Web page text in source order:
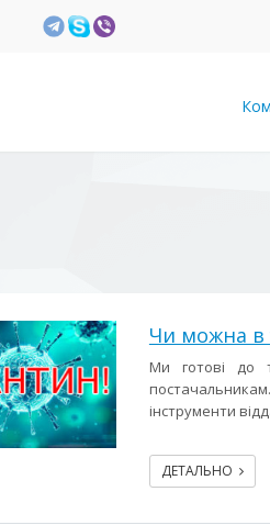
Чи можна в
Ми готові до
інструменти
ДЕТАЛЬНО